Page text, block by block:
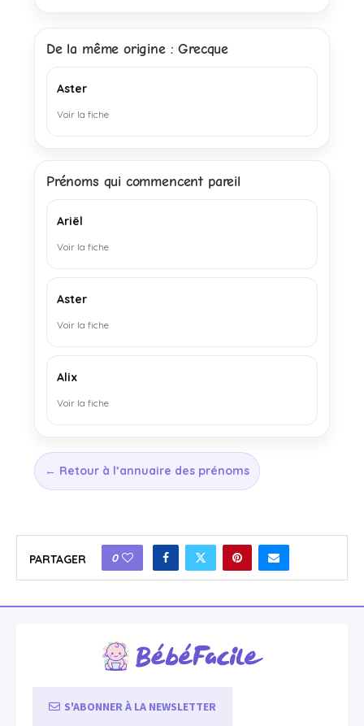
De la même origine : Grecque
Aster
Voir la fiche
Prénoms qui commencent pareil
Ariël
Voir la fiche
Aster
Voir la fiche
Alix
Voir la fiche
← Retour à l’annuaire des prénoms
PARTAGER 0
S'ABONNER À LA NEWSLETTER